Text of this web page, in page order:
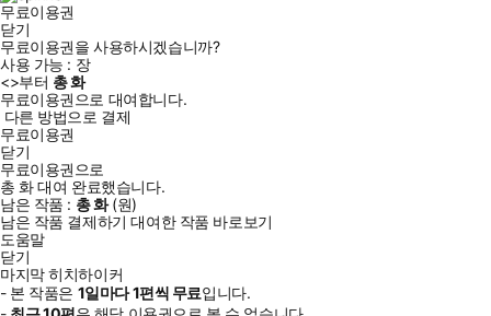
무료이용권
닫기
무료이용권을 사용하시겠습니까?
사용 가능 : 장
<>부터 총화
무료이용권으로 대여합니다.
다른 방법으로 결제
무료이용권
닫기
무료이용권으로
총 화대여 완료했습니다.
남은 작품 : 총화(원)
남은 작품 결제하기 대여한 작품 바로보기
도움말
닫기
마지막 히치하이커
- 본 작품은 1일마다1편씩 무료입니다.